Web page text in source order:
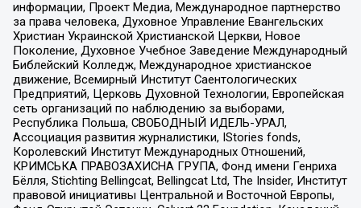
информации, Проект Медиа, Международное партнерство
за права человека, Духовное Управление Евангельских
Христиан Украинской Христианской Церкви, Новое
Поколение, Духовное Учебное Заведение Международный
Библейский Колледж, Международное христианское
движение, Всемирный Институт Саентологических
Предприятий, Церковь Духовной Технологии, Европейская
сеть организаций по наблюдению за выборами,
Республика Польша, СВОБОДНЫЙ ИДЕЛЬ-УРАЛ,
Ассоциация развития журналистики, IStories fonds,
Королевский Институт Международных Отношений,
КРИМСЬКА ПРАВОЗАХИСНА ГРУПА, Фонд имени Генриха
Бёлля, Stichting Bellingcat, Bellingcat Ltd, The Insider, Институт
правовой инициативы Центральной и Восточной Европы,